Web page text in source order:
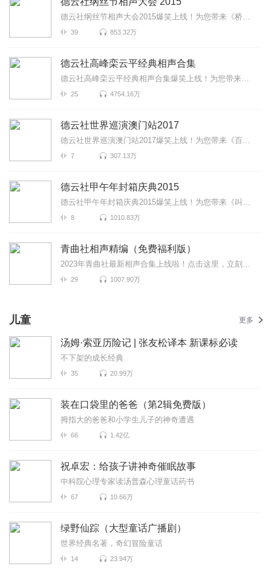
德云社纲丝节相声大会2015爆笑上线！为您带来《桥头诗》《地理图》《大西厢》等高能相声！各种爆笑包袱...
39 853.32万
德云社高峰栾云平经典相声合集
德云社高峰栾云平经典相声合集爆笑上线！为您带来《面相》《口吐莲花》《舞台事故》等高能相声！各种爆...
25 4754.16万
德云社世界巡演澳门站2017
德云社世界巡演澳门站2017爆笑上线！为您带来《百寿图》《富贵有余》《学哑语》等高能相声！各种爆笑包...
7 307.13万
德云社甲午年封箱庆典2015
德云社甲午年封箱庆典2015爆笑上线！为您带来《叫卖图》《歪唱》《天天向上》等高能相声！各种爆笑包袱...
8 1010.83万
青曲社相声精编（免费福利版）
2023年青曲社最新相声合集上线啦！点击这里，立刻免费听>>>包袱不停，笑点密集，“既文艺又可爱”的青曲...
29 1007.90万
儿童 更多
汤姆·索亚历险记 | 张友松译本 新课标必读
不下架的成长经典
35 20.99万
装在口袋里的爸爸（第2辑免费版）
拇指大的爸爸和小学生儿子的神奇遭遇
66 1.42亿
祝卓宏：给孩子讲神奇催眠故事
中科院心理专家读汤普森心理童话药书
67 10.66万
绿野仙踪（大型童话广播剧）
世界经典名著，奇幻冒险童话
14 23.94万